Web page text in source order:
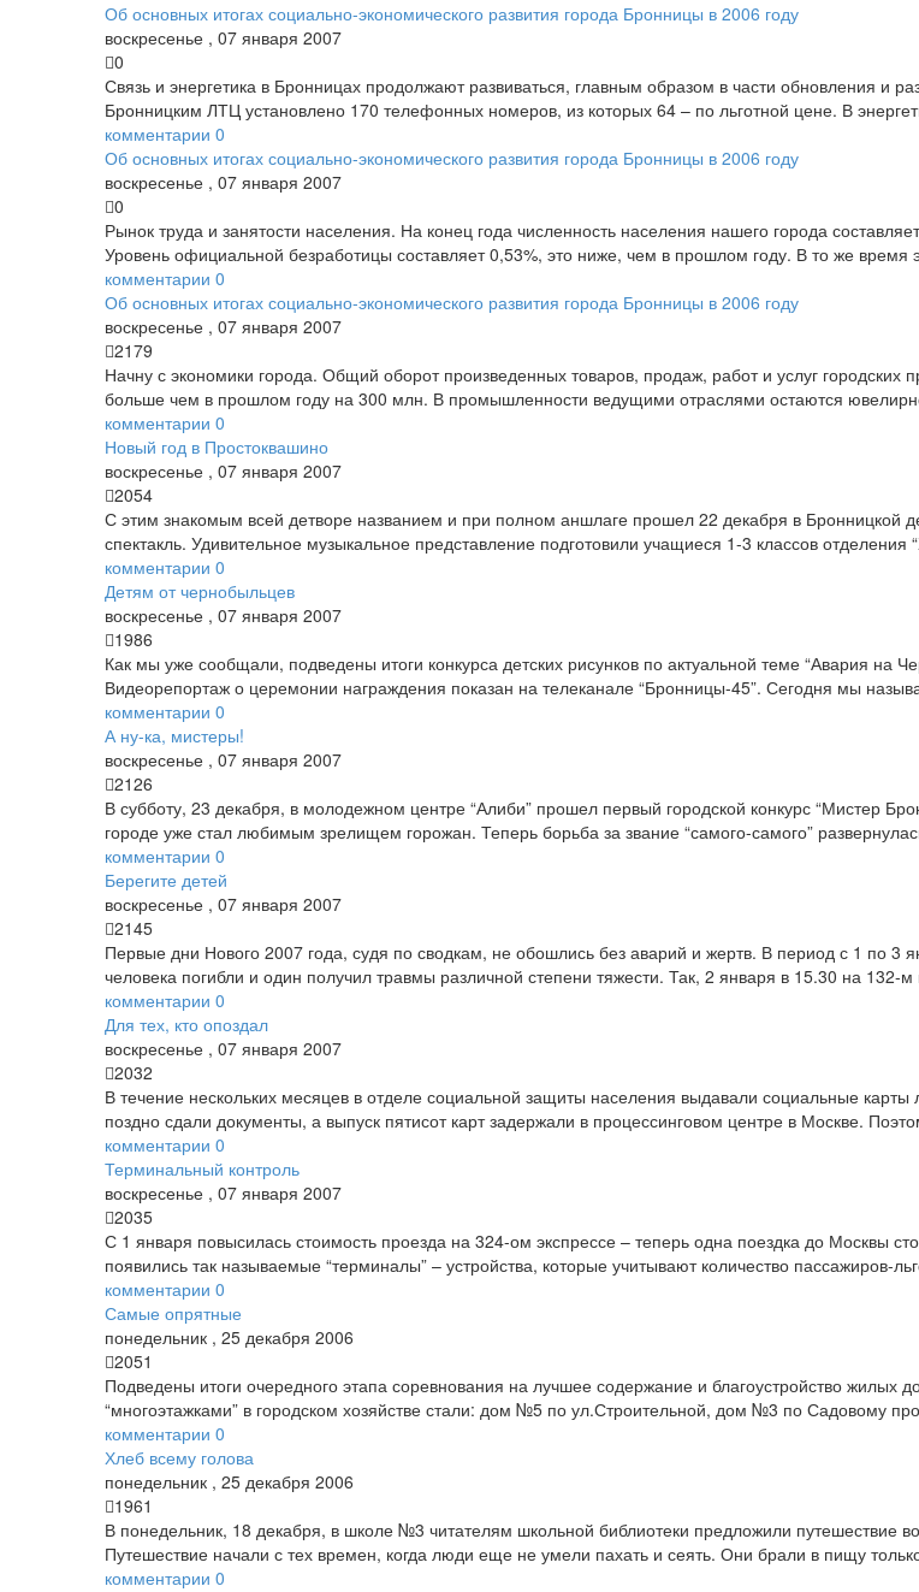
Об основных итогах социально-экономического развития города Бронницы в 2006 году
воскресенье , 07 января 2007
0
Связь и энергетика в Бронницах продолжают развиваться, главным образом в части обновления и
Бронницким ЛТЦ установлено 170 телефонных номеров, из которых 64 – по льготной цене. В
комментарии 0
Об основных итогах социально-экономического развития города Бронницы в 2006 году
воскресенье , 07 января 2007
0
Рынок труда и занятости населения. На конец года численность населения нашего города
Уровень официальной безработицы составляет 0,53%, это ниже, чем в прошлом году. В то же время
комментарии 0
Об основных итогах социально-экономического развития города Бронницы в 2006 году
воскресенье , 07 января 2007
2179
Начну с экономики города. Общий оборот произведенных товаров, продаж, работ и услуг
больше чем в прошлом году на 300 млн. В промышленности ведущими отраслями остаются
комментарии 0
Новый год в Простоквашино
воскресенье , 07 января 2007
2054
С этим знакомым всей детворе названием и при полном аншлаге прошел 22 декабря в Бронницкой
спектакль. Удивительное музыкальное представление подготовили учащиеся 1-3 классов
комментарии 0
Детям от чернобыльцев
воскресенье , 07 января 2007
1986
Как мы уже сообщали, подведены итоги конкурса детских рисунков по актуальной теме “Авария на
Видеорепортаж о церемонии награждения показан на телеканале “Бронницы-45”. Сегодня мы
комментарии 0
А ну-ка, мистеры!
воскресенье , 07 января 2007
2126
В субботу, 23 декабря, в молодежном центре “Алиби” прошел первый городской конкурс “Мистер
городе уже стал любимым зрелищем горожан. Теперь борьба за звание “самого-самого”
комментарии 0
Берегите детей
воскресенье , 07 января 2007
2145
Первые дни Нового 2007 года, судя по сводкам, не обошлись без аварий и жертв. В период с 1 по
человека погибли и один получил травмы различной степени тяжести. Так, 2 января в 15.30 на 132-
комментарии 0
Для тех, кто опоздал
воскресенье , 07 января 2007
2032
В течение нескольких месяцев в отделе социальной защиты населения выдавали социальные
поздно сдали документы, а выпуск пятисот карт задержали в процессинговом центре в Москве.
комментарии 0
Терминальный контроль
воскресенье , 07 января 2007
2035
С 1 января повысилась стоимость проезда на 324-ом экспрессе – теперь одна поездка до Москвы
появились так называемые “терминалы” – устройства, которые учитывают количество пассажиров-
комментарии 0
Самые опрятные
понедельник , 25 декабря 2006
2051
Подведены итоги очередного этапа соревнования на лучшее содержание и благоустройство
“многоэтажками” в городском хозяйстве стали: дом №5 по ул.Строительной, дом №3 по Садовому
комментарии 0
Хлеб всему голова
понедельник , 25 декабря 2006
1961
В понедельник, 18 декабря, в школе №3 читателям школьной библиотеки предложили путешествие
Путешествие начали с тех времен, когда люди еще не умели пахать и сеять. Они брали в пищу
комментарии 0